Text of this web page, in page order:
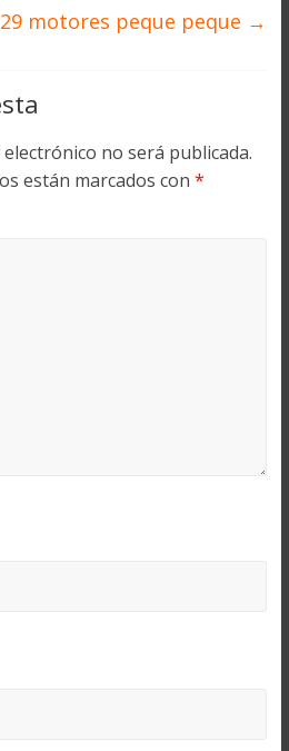
motores peque peque →
no será publicada.
están marcados con *